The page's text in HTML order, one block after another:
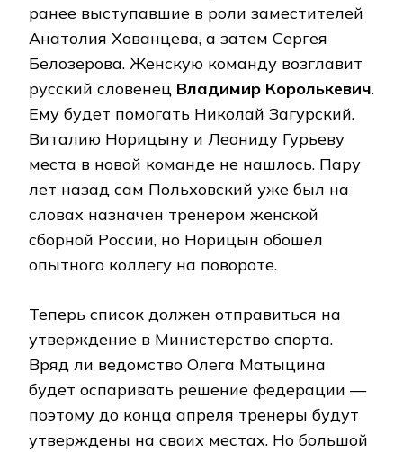
ранее выступавшие в роли заместителей
Анатолия Хованцева, а затем Сергея
Белозерова. Женскую команду возглавит
русский словенец Владимир Королькевич.
Ему будет помогать Николай Загурский.
Виталию Норицыну и Леониду Гурьеву
места в новой команде не нашлось. Пару
лет назад сам Польховский уже был на
словах назначен тренером женской
сборной России, но Норицын обошел
опытного коллегу на повороте.
Теперь список должен отправиться на
утверждение в Министерство спорта.
Вряд ли ведомство Олега Матыцина
будет оспаривать решение федерации —
поэтому до конца апреля тренеры будут
утверждены на своих местах. Но большой